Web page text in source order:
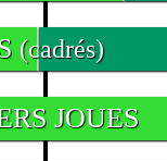
(cadrés)
JOUES